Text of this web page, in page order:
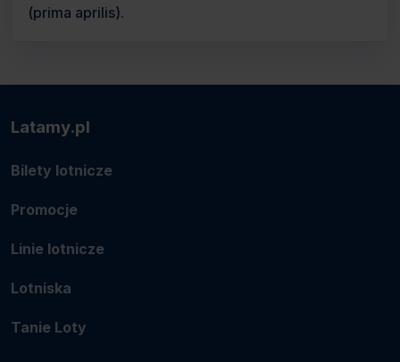
(prima aprilis).
Latamy.pl
Bilety lotnicze
Promocje
Linie lotnicze
Lotniska
Tanie Loty